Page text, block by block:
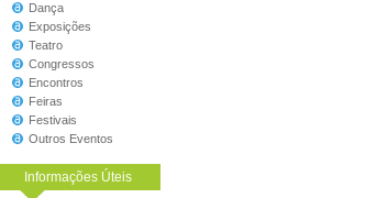
Dança
Exposições
Teatro
Congressos
Encontros
Feiras
Festivais
Outros Eventos
Informações Úteis